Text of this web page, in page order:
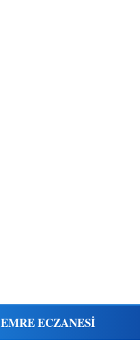
EMRE ECZANESİ